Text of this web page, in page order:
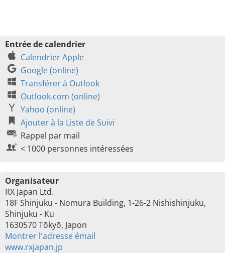
Entrée de calendrier
Calendrier Apple
Google (online)
Transférer à Outlook
Outlook.com (online)
Yahoo (online)
Ajouter à la Liste de Suivi
Rappel par mail
< 1000 personnes intéressées
Organisateur
RX Japan Ltd.
18F Shinjuku - Nomura Building, 1-26-2 Nishishinjuku,
Shinjuku - Ku
1630570 Tōkyō, Japon
Montrer l'adresse émail
www.rxjapan.jp